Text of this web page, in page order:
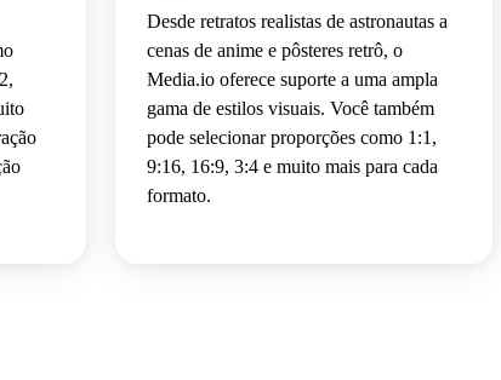
Desde retratos realistas de astronautas a
cenas de anime e pôsteres retrô, o
Media.io oferece suporte a uma ampla
gama de estilos visuais. Você também
pode selecionar proporções como 1:1,
9:16, 16:9, 3:4 e muito mais para cada
formato.